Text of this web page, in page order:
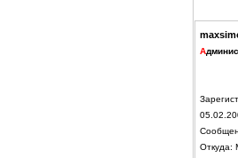
А
Откуда: